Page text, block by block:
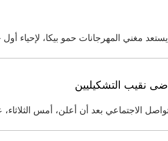
مغني المهرجانات حمو بيكا، لإحياء
نقيب التشكيليين
الاجتماعي بعد أن أعلن، أمس